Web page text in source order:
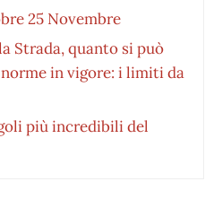
25 Novembre
Strada, quanto si può
in vigore: i limiti da
più incredibili del